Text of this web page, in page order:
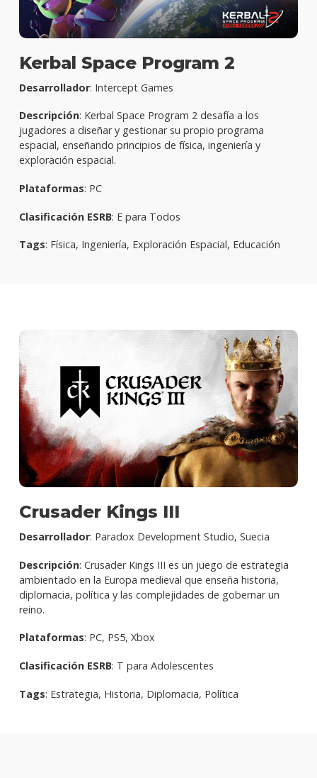
Kerbal Space Program 2
Desarrollador: Intercept Games
Descripción: Kerbal Space Program 2 desafía a los
jugadores a diseñar y gestionar su propio programa
espacial, enseñando principios de física, ingeniería y
exploración espacial.
Plataformas: PC
Clasificación ESRB: E para Todos
Tags: Física, Ingeniería, Exploración Espacial, Educación
Crusader Kings III
Desarrollador: Paradox Development Studio, Suecia
Descripción: Crusader Kings III es un juego de estrategia
ambientado en la Europa medieval que enseña historia,
diplomacia, política y las complejidades de gobernar un
reino.
Plataformas: PC, PS5, Xbox
Clasificación ESRB: T para Adolescentes
Tags: Estrategia, Historia, Diplomacia, Política